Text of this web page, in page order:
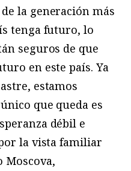
la generación más
tenga futuro, lo
seguros de que
en este país. Ya
estamos
que queda es
débil e
la vista familiar
Moscova,